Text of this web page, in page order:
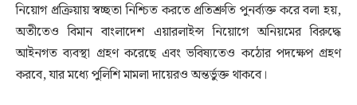
নিয়োগ প্রক্রিয়ায় স্বচ্ছতা নিশ্চিত করতে প্রতিশ্রুতি পুনর্ব্যক্ত করে বলা হয়,
অতীতেও বিমান বাংলাদেশ এয়ারলাইন্স নিয়োগে অনিয়মের বিরুদ্ধে
আইনগত ব্যবস্থা গ্রহণ করেছে এবং ভবিষ্যতেও কঠোর পদক্ষেপ গ্রহণ
করবে, যার মধ্যে পুলিশি মামলা দায়েরও অন্তর্ভুক্ত থাকবে।